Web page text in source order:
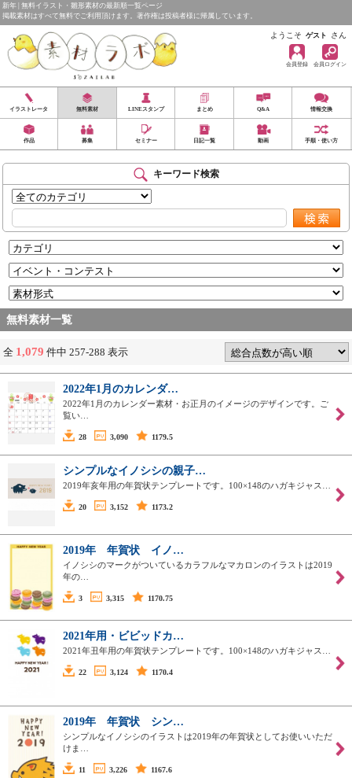
新年 | 無料イラスト・雛形素材の最新順一覧ページ
掲載素材はすべて無料でご利用頂けます。著作権は投稿者様に帰属しています。
ようこそ ゲスト さん
会員登録 会員ログイン
イラストレータ 無料素材 LINEスタンプ まとめ Q&A 情報交換
作品 募集 セミナー 日記一覧 動画 手順・使い方
キーワード検索
無料素材一覧
全 1,079 件中 257-288 表示
2022年1月のカレンダ…
2022年1月のカレンダー素材・お正月のイメージのデザインです。ご
覧い…
28 3,090 1179.5
シンプルなイノシシの親子…
2019年亥年用の年賀状テンプレートです。100×148のハガキジャス…
20 3,152 1173.2
2019年 年賀状 イノ…
イノシシのマークがついているカラフルなマカロンのイラストは2019
年の…
3 3,315 1170.75
2021年用・ビビッドカ…
2021年丑年用の年賀状テンプレートです。100×148のハガキジャス…
22 3,124 1170.4
2019年 年賀状 シン…
シンプルなイノシシのイラストは2019年の年賀状としてお使いいただ
けま…
11 3,226 1167.6